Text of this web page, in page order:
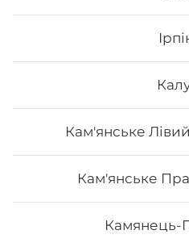
Кам'янське
Кам'янське
Камянець-
214₴